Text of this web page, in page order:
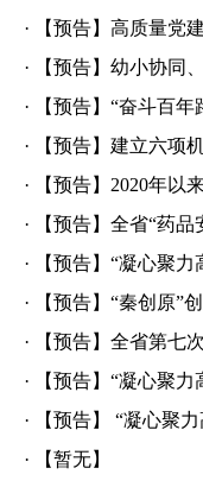
·
【预告】高质量党
·
【预告】幼小协同
·
【预告】“奋斗百
·
【预告】建立六项
·
【预告】2020年以
·
【预告】全省“药
·
【预告】“凝心聚
·
【预告】“秦创原”
·
【预告】全省第七
·
【预告】“凝心聚
·
【预告】 “凝心聚
·
【暂无】